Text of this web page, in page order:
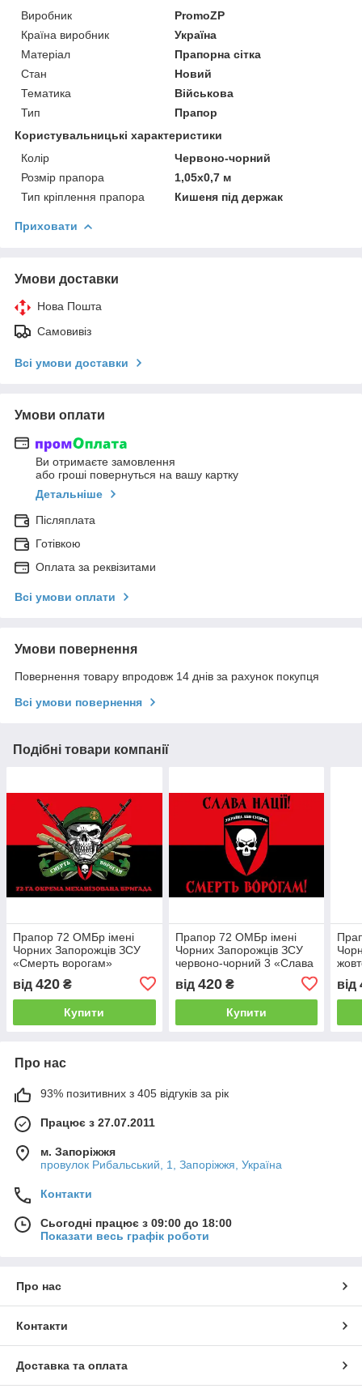
Виробник
PromoZP
Країна виробник
Україна
Матеріал
Прапорна сітка
Стан
Новий
Тематика
Військова
Тип
Прапор
Користувальницькі характеристики
Колір
Червоно-чорний
Розмір прапора
1,05х0,7 м
Тип кріплення прапора
Кишеня під держак
Приховати
Умови доставки
Нова Пошта
Самовивіз
Всі умови доставки
Умови оплати
Ви отримаєте замовлення
або гроші повернуться на вашу картку
Детальніше
Післяплата
Готівкою
Оплата за реквізитами
Всі умови оплати
Умови повернення
Повернення товару впродовж 14 днів за рахунок покупця
Всі умови повернення
Подібні товари компанії
Прапор 72 ОМБр імені
Чорних Запорожців ЗСУ
«Смерть ворогам»
від 420 ₴
Купити
Прапор 72 ОМБр імені
Чорних Запорожців ЗСУ
червоно-чорний 3 «Слава
нації! Смерть ворогам!»
від 420₴
Купити
від
Про нас
93% позитивних з 405 відгуків за рік
Працює з 27.07.2011
м. Запоріжжя
провулок Рибальський, 1, Запоріжжя, Україна
Контакти
Сьогодні працює з 09:00 до 18:00
Показати весь графік роботи
Про нас
Контакти
Доставка та оплата